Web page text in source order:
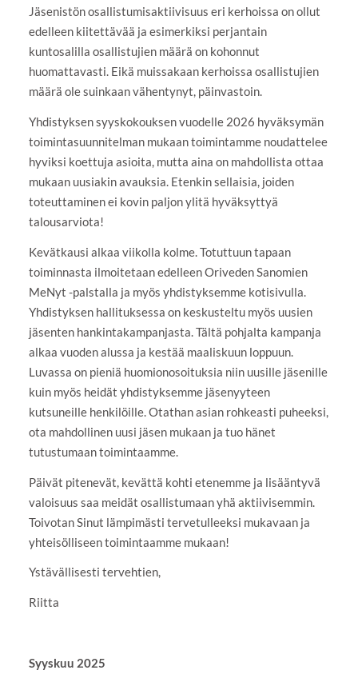
Jäsenistön osallistumisaktiivisuus eri kerhoissa on ollut
edelleen kiitettävää ja esimerkiksi perjantain
kuntosalilla osallistujien määrä on kohonnut
huomattavasti. Eikä muissakaan kerhoissa osallistujien
määrä ole suinkaan vähentynyt, päinvastoin.
Yhdistyksen syyskokouksen vuodelle 2026 hyväksymän
toimintasuunnitelman mukaan toimintamme noudattelee
hyviksi koettuja asioita, mutta aina on mahdollista ottaa
mukaan uusiakin avauksia. Etenkin sellaisia, joiden
toteuttaminen ei kovin paljon ylitä hyväksyttyä
talousarviota!
Kevätkausi alkaa viikolla kolme. Totuttuun tapaan
toiminnasta ilmoitetaan edelleen Oriveden Sanomien
MeNyt -palstalla ja myös yhdistyksemme kotisivulla.
Yhdistyksen hallituksessa on keskusteltu myös uusien
jäsenten hankintakampanjasta. Tältä pohjalta kampanja
alkaa vuoden alussa ja kestää maaliskuun loppuun.
Luvassa on pieniä huomionosoituksia niin uusille jäsenille
kuin myös heidät yhdistyksemme jäsenyyteen
kutsuneille henkilöille. Otathan asian rohkeasti puheeksi,
ota mahdollinen uusi jäsen mukaan ja tuo hänet
tutustumaan toimintaamme.
Päivät pitenevät, kevättä kohti etenemme ja lisääntyvä
valoisuus saa meidät osallistumaan yhä aktiivisemmin.
Toivotan Sinut lämpimästi tervetulleeksi mukavaan ja
yhteisölliseen toimintaamme mukaan!
Ystävällisesti tervehtien,
Riitta
Syyskuu 2025